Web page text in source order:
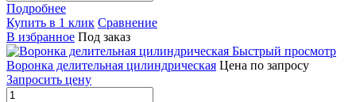
Подробнее
Купить в 1 клик Сравнение
В избранное Под заказ
Быстрый просмотр
Воронка делительная цилиндрическая Цена по запросу
Запросить цену